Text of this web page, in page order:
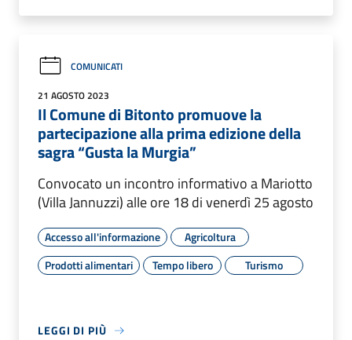
COMUNICATI
21 AGOSTO 2023
Il Comune di Bitonto promuove la
partecipazione alla prima edizione della
sagra “Gusta la Murgia”
Convocato un incontro informativo a Mariotto
(Villa Jannuzzi) alle ore 18 di venerdì 25 agosto
Accesso all'informazione
Agricoltura
Prodotti alimentari
Tempo libero Turismo
LEGGI DI PIÙ